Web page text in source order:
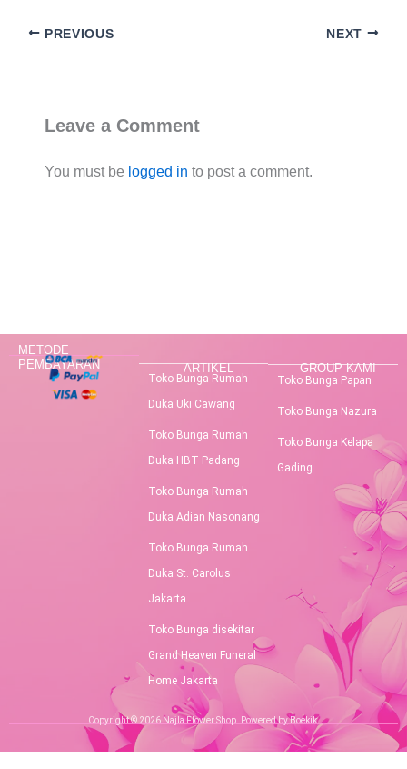
PREVIOUS NEXT
Leave a Comment
You must be logged in to post a comment.
METODE
PEMBAYARAN
ARTIKEL
Toko Bunga Rumah
Duka Uki Cawang
Toko Bunga Rumah
Duka HBT Padang
Toko Bunga Rumah
Duka Adian Nasonang
Toko Bunga Rumah
Duka St. Carolus
Jakarta
Toko Bunga disekitar
Grand Heaven Funeral
Home Jakarta
GROUP KAMI
Toko Bunga Papan
Toko Bunga Nazura
Toko Bunga Kelapa
Gading
Copyright © 2026 Najla Flower Shop. Powered by Boekik.